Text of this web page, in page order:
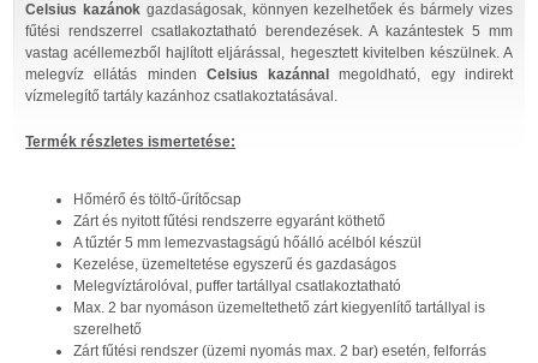
Celsius kazánok gazdaságosak, könnyen kezelhetőek és bármely vizes
fűtési rendszerrel csatlakoztatható berendezések. A kazántestek 5 mm
vastag acéllemezből hajlított eljárással, hegesztett kivitelben készülnek. A
melegvíz ellátás minden Celsius kazánnal
megoldható, egy indirekt
vízmelegítő tartály kazánhoz csatlakoztatásával.
Termék részletes ismertetése:
Hőmérő és töltő-űrítőcsap
Zárt és nyitott fűtési rendszerre egyaránt köthető
A tűztér 5 mm lemezvastagságú hőálló acélból készül
Kezelése, üzemeltetése egyszerű és gazdaságos
Melegvíztárolóval, puffer tartállyal csatlakoztatható
Max. 2 bar nyomáson üzemeltethető zárt kiegyenlítő tartállyal is
szerelhető
Zárt fűtési rendszer (üzemi nyomás max. 2 bar) esetén, felforrás